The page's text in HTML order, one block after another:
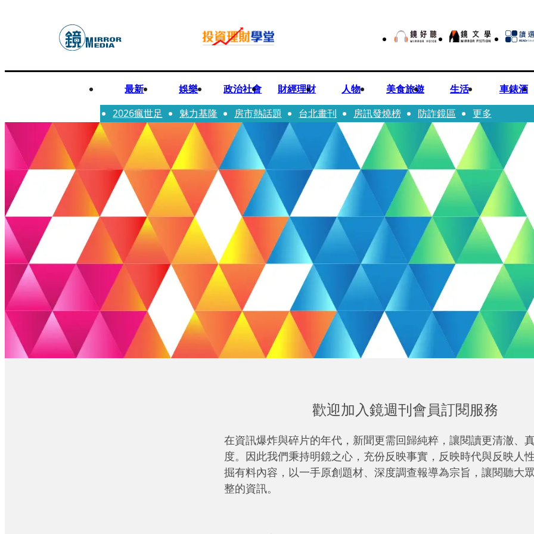
最新 娛樂 政治社會 財經理財 人物 美食旅遊 生活
車錶酒
2026瘋世足
魅力基隆 房市熱話題 台北畫刊 房訊發燒榜 防詐鏡區 更多
歡迎加入鏡週刊會員訂閱服務
在資訊爆炸與碎片的年代，新聞更需回歸純粹，讓閱讀更清澈、
度。因此我們秉持明鏡之心，充份反映事實，反映時代與反映人
掘有料內容，以一手原創題材、深度調查報導為宗旨，讓閱聽大
整的資訊。